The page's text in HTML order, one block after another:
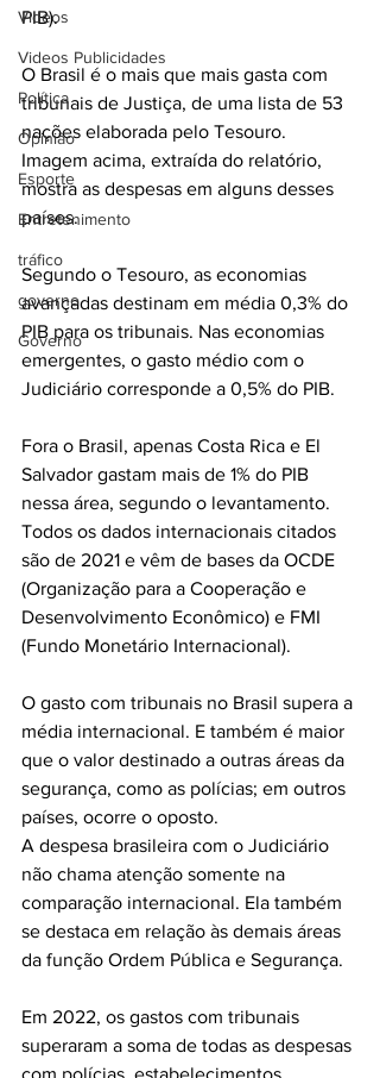
Videos
Videos Publicidades
Política
Opinião
Esporte
Entretenimento
tráfico
governo
Governo
PIB).
O Brasil é o mais que mais gasta com
tribunais de Justiça, de uma lista de 53
nações elaborada pelo Tesouro.
Imagem acima, extraída do relatório,
mostra as despesas em alguns desses
países.
Segundo o Tesouro, as economias
avançadas destinam em média 0,3% do
PIB para os tribunais. Nas economias
emergentes, o gasto médio com o
Judiciário corresponde a 0,5% do PIB.
Fora o Brasil, apenas Costa Rica e El
Salvador gastam mais de 1% do PIB
nessa área, segundo o levantamento.
Todos os dados internacionais citados
são de 2021 e vêm de bases da OCDE
(Organização para a Cooperação e
Desenvolvimento Econômico) e FMI
(Fundo Monetário Internacional).
O gasto com tribunais no Brasil supera a
média internacional. E também é maior
que o valor destinado a outras áreas da
segurança, como as polícias; em outros
países, ocorre o oposto.
A despesa brasileira com o Judiciário
não chama atenção somente na
comparação internacional. Ela também
se destaca em relação às demais áreas
da função Ordem Pública e Segurança.
Em 2022, os gastos com tribunais
superaram a soma de todas as despesas
com polícias, estabelecimentos